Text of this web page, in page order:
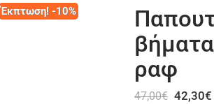
Έκπτωση! -10%
ραφ
47,00€ 42,30€